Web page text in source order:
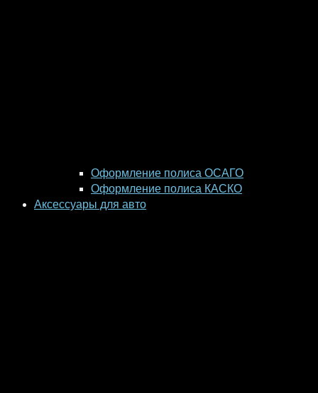
Оформление полиса ОСАГО
Оформление полиса КАСКО
Аксессуары для авто